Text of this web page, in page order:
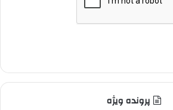
پرونده ویژه